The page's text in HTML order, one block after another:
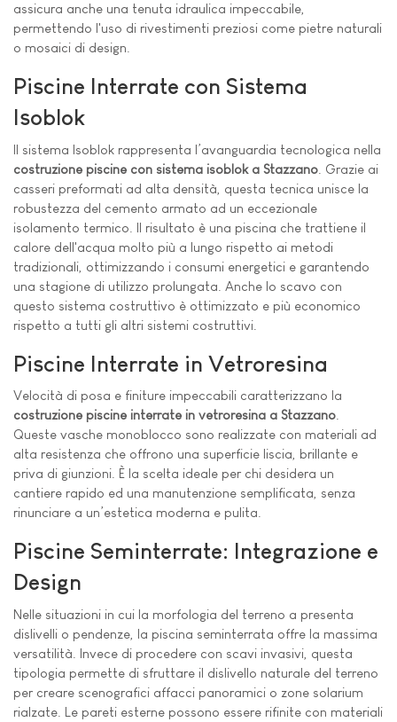
assicura anche una tenuta idraulica impeccabile,
permettendo l'uso di rivestimenti preziosi come pietre naturali
o mosaici di design.
Piscine Interrate con Sistema
Isoblok
Il sistema Isoblok rappresenta l’avanguardia tecnologica nella
costruzione piscine con sistema isoblok a Stazzano . Grazie ai
casseri preformati ad alta densità, questa tecnica unisce la
robustezza del cemento armato ad un eccezionale
isolamento termico. Il risultato è una piscina che trattiene il
calore dell'acqua molto più a lungo rispetto ai metodi
tradizionali, ottimizzando i consumi energetici e garantendo
una stagione di utilizzo prolungata. Anche lo scavo con
questo sistema costruttivo è ottimizzato e più economico
rispetto a tutti gli altri sistemi costruttivi.
Piscine Interrate in Vetroresina
Velocità di posa e finiture impeccabili caratterizzano la
costruzione piscine interrate in vetroresina a Stazzano.
Queste vasche monoblocco sono realizzate con materiali ad
alta resistenza che offrono una superficie liscia, brillante e
priva di giunzioni. È la scelta ideale per chi desidera un
cantiere rapido ed una manutenzione semplificata, senza
rinunciare a un’estetica moderna e pulita.
Piscine Seminterrate: Integrazione e
Design
Nelle situazioni in cui la morfologia del terreno a presenta
dislivelli o pendenze, la piscina seminterrata offre la massima
versatilità. Invece di procedere con scavi invasivi, questa
tipologia permette di sfruttare il dislivello naturale del terreno
per creare scenografici affacci panoramici o zone solarium
rialzate. Le pareti esterne possono essere rifinite con materiali